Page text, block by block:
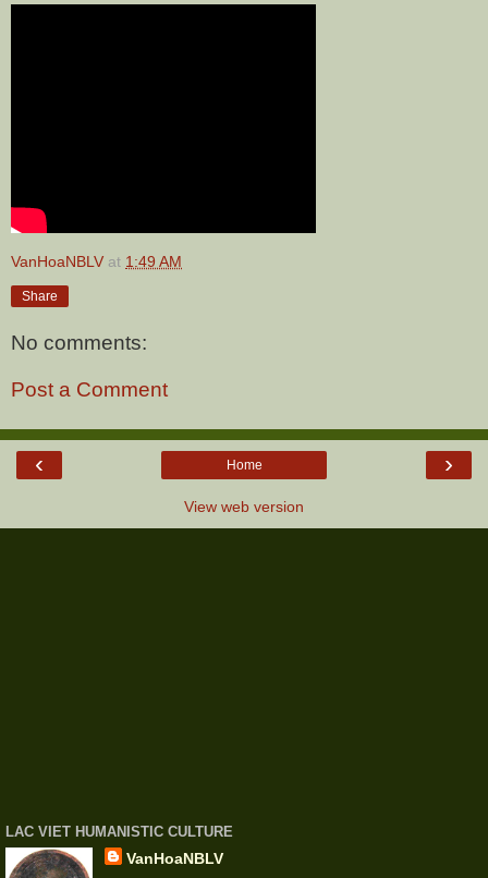
VanHoaNBLV at 1:49 AM
Share
No comments:
Post a Comment
‹ ›
Home
View web version
LAC VIET HUMANISTIC CULTURE
VanHoaNBLV